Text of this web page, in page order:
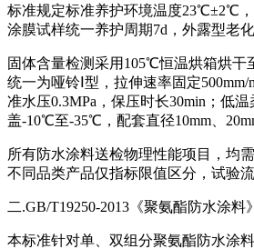
标准规定标准养护环境温度23℃±2℃，
涂膜试样统一养护周期7d，外露型老化
固体含量检测采用105℃恒温烘箱烘干
统一为哑铃Ⅰ型，拉伸速率固定
准水压0.3MPa，保压时长30min；低
盖-10℃至-35℃，配套直径10mm、
所有防水涂料送检物理性能项目，均
不同品类产品仅指标限值区分，试验流
二.GB/T19250-2013《聚氨酯防水涂料》
本标准针对单、双组分聚氨酯防水涂